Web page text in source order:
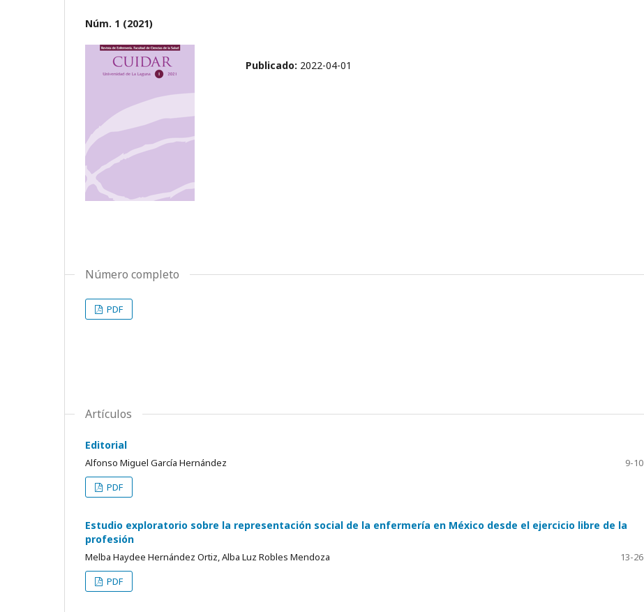
Núm. 1 (2021)
Publicado: 2022-04-01
Número completo
PDF
Artículos
Editorial
Alfonso Miguel García Hernández
9-10
PDF
Estudio exploratorio sobre la representación social de la enfermería en México desde el ejercicio libre de la
profesión
Melba Haydee Hernández Ortiz, Alba Luz Robles Mendoza
13-26
PDF